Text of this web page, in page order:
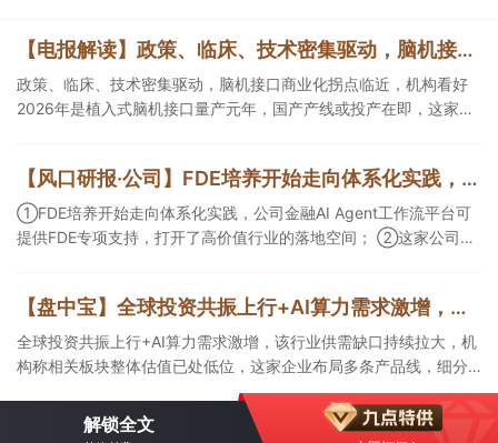
【电报解读】政策、临床、技术密集驱动，脑机接口商业化拐点临近，机构看好2026年是植入式脑机接口量产元年，国产产线或投产在即，这家公司对多模态人机交互系统集成关键技术进行了研发
政策、临床、技术密集驱动，脑机接口商业化拐点临近，机构看好
2026年是植入式脑机接口量产元年，国产产线或投产在即，这家公
【风口研报·公司】FDE培养开始走向体系化实践，公司金融AIAgent工作流平台可提供FDE专项支持，打开了高价值行业的落地空间；另有公司兼具成长强确定性、低估值、高股息属性
①FDE培养开始走向体系化实践，公司金融AI Agent工作流平台可
提供FDE专项支持，打开了高价值行业的落地空间； ②这家公司兼
【盘中宝】全球投资共振上行+AI算力需求激增，该行业供需缺口持续拉大，机构称相关板块整体估值已处低位，这家企业细分产品市占率第一
全球投资共振上行+AI算力需求激增，该行业供需缺口持续拉大，机
构称相关板块整体估值已处低位，这家企业布局多条产品线，细分
解锁全文